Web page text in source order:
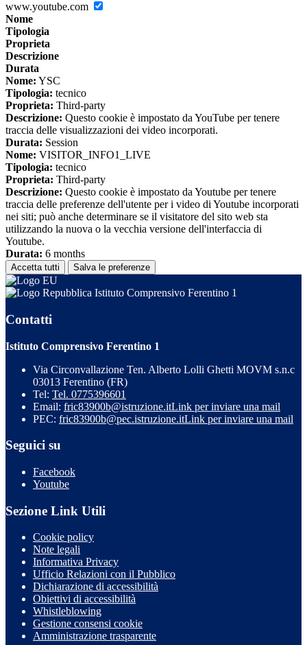
www.youtube.com
Nome
Tipologia
Proprieta
Descrizione
Durata
Nome: YSC
Tipologia: tecnico
Proprieta: Third-party
Descrizione: Questo cookie è impostato da YouTube per tenere
traccia delle visualizzazioni dei video incorporati.
Durata: Session
Nome: VISITOR_INFO1_LIVE
Tipologia: tecnico
Proprieta: Third-party
Descrizione: Questo cookie è impostato da Youtube per tenere
traccia delle preferenze dell'utente per i video di Youtube incorporati
nei siti; può anche determinare se il visitatore del sito web sta
utilizzando la nuova o la vecchia versione dell'interfaccia di
Youtube.
Durata: 6 months
Accetta tutti Salva le preferenze
Istituto Comprensivo Ferentino 1
Contatti
Istituto Comprensivo Ferentino 1
Via Circonvallazione Ten. Alberto Lolli Ghetti MOVM s.n.c
03013 Ferentino (FR)
Tel: Tel. 0775396601
Email: fric83900b@istruzione.itLink per inviare una mail
PEC: fric83900b@pec.istruzione.itLink per inviare una mail
Seguici su
Facebook
Youtube
Sezione Link Utili
Cookie policy
Note legali
Informativa Privacy
Ufficio Relazioni con il Pubblico
Dichiarazione di accessibilità
Obiettivi di accessibilità
Whistleblowing
Gestione consensi cookie
Amministrazione trasparente